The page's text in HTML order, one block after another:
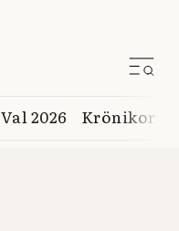
Val 2026 Krönikor